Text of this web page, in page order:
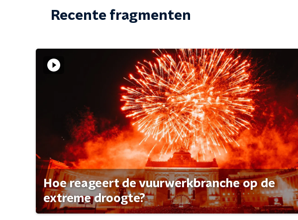
Recente fragmenten
Hoe reageert de vuurwerkbranche op de
extreme droogte?